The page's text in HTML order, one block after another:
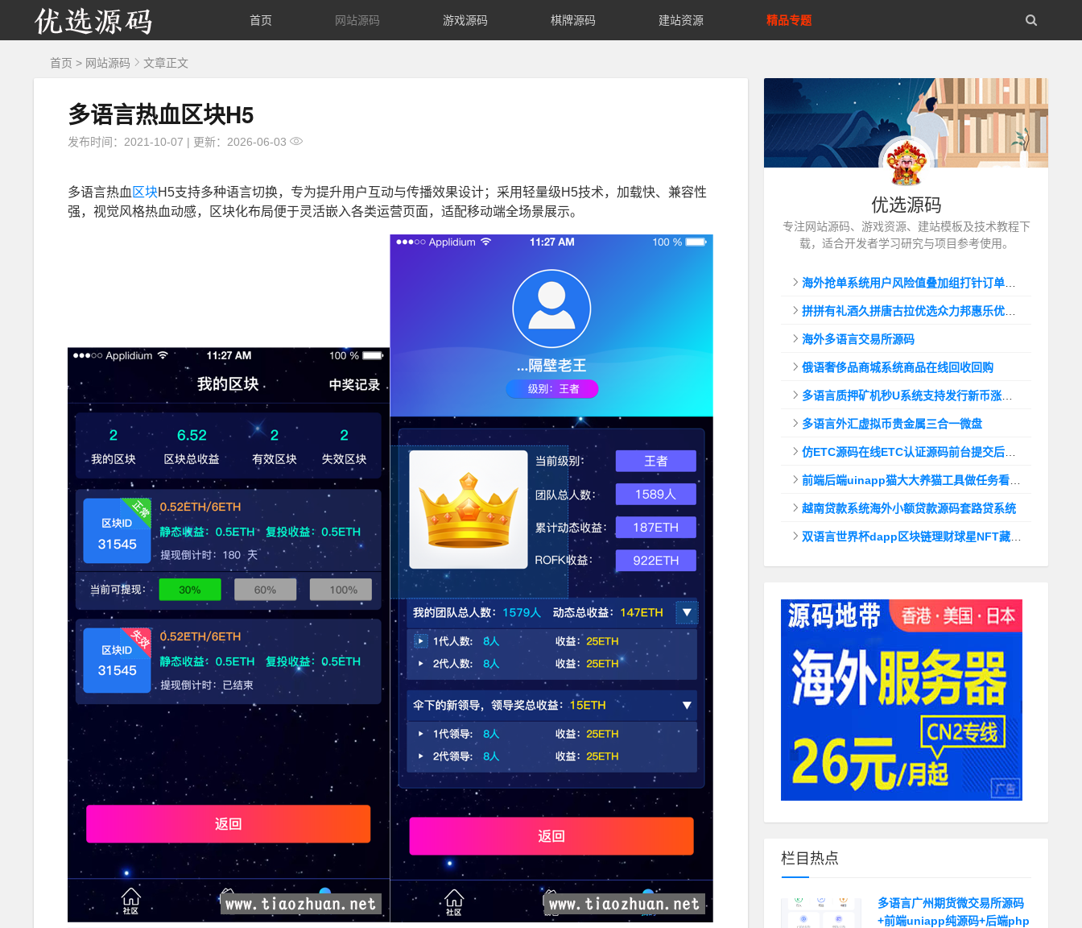
优 首页 网站源码 游戏源码 棋牌源码 建站资源 精品专题
首页 > 网站源码 文章正文
多语言热血区块H5
发布时间：2021-10-07 | 更新：2026-06-03
多语言热血 区块H5支持多种语言切换，专为提升用户互动与传播效果设计；采用轻量级H5技术，加载快、兼容性
强，视觉风格热血动感，区块化布局便于灵活嵌入各类运营页面，适配移动端全场景展示。
优选源码
专注网站源码、游戏资源、建站模板及技术教程下
载，适合开发者学习研究与项目参考使用。
海外抢单系统用户风险值叠加组打针订单自动匹配系统
拼拼有礼酒久拼唐古拉优选众力邦惠乐优选养猪拼购拼团返利系统
海外多语言交易所源码
俄语奢侈品商城系统商品在线回收回购
多语言质押矿机秒U系统支持发行新币涨幅调控+代理后台
多语言外汇虚拟币贵金属三合一微盘
仿ETC源码在线ETC认证源码前台提交后台查询
前端后端uinapp猫大大养猫工具做任务看广告邀好友即可获得收益猫力合成游戏
越南贷款系统海外小额贷款源码套路贷系统
双语言世界杯dapp区块链理财球星NFT藏品投资带uinapp源码
栏目热点
多语言广州期货微交易所源码
+前端uniapp纯源码+后端php